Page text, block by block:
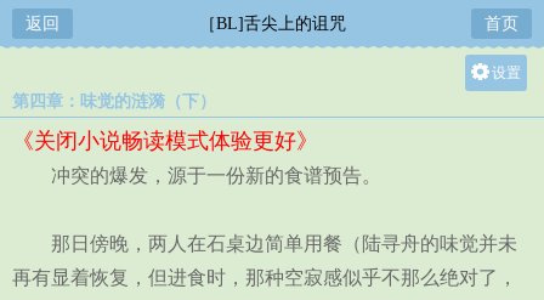
返回 ［BL]舌尖上的诅咒 首页
设置
第四章：味觉的涟漪（下）
《关闭小说畅读模式体验更好》
冲突的爆发，源于一份新的食谱预告。
那日傍晚，两人在石桌边简单用餐（陆寻舟的味觉并未
再有显着恢复，但进食时，那种空寂感似乎不那么绝对了，